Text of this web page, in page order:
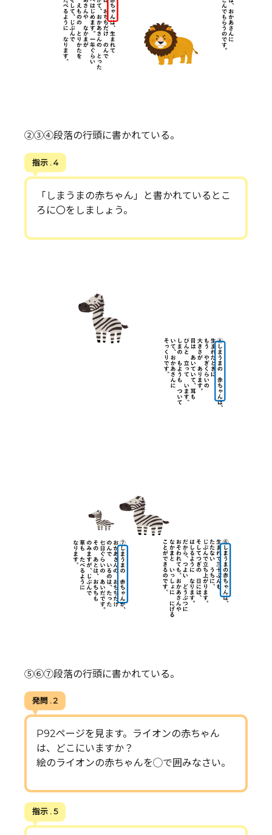
②③④段落の行頭に書かれている。
指示 . 4
「しまうまの赤ちゃん」と書かれているとこ
ろに〇をしましょう。
⑤⑥⑦段落の行頭に書かれている。
発問 . 2
P92ページを見ます。ライオンの赤ちゃん
は、どこにいますか？
絵のライオンの赤ちゃんを◯で囲みなさい。
指示 . 5